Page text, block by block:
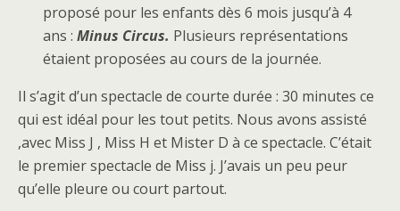
proposé pour les enfants dès 6 mois jusqu’à 4
ans :Minus Circus. Plusieurs représentations
étaient proposées au cours de la journée.
Il s’agit d’un spectacle de courte durée : 30 minutes ce
qui est idéal pour les tout petits. Nous avons assisté
,avec Miss J , Miss H et Mister D à ce spectacle. C’était
le premier spectacle de Miss j. J’avais un peu peur
qu’elle pleure ou court partout.